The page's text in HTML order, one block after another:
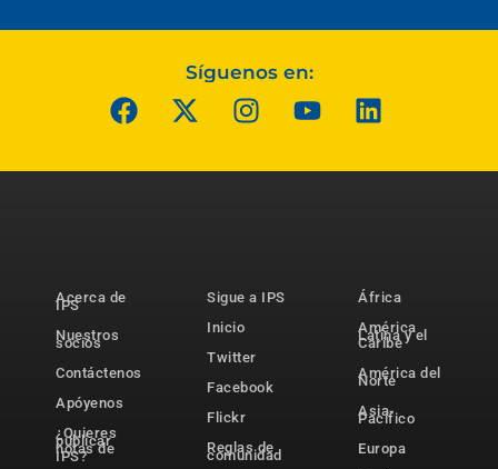
Síguenos en:
Acerca de
IPS
Nuestros
socios
Contáctenos
Apóyenos
¿Quieres
publicar
notas de
IPS?
Sigue a IPS
Inicio
Twitter
Facebook
Flickr
Reglas de
comunidad
África
América
Latina y el
Caribe
América del
Norte
Asia-
Pacífico
Europa